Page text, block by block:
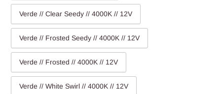
Verde // Clear Seedy // 4000K // 12V
Verde // Frosted Seedy // 4000K // 12V
Verde // Frosted // 4000K // 12V
Verde // White Swirl // 4000K // 12V